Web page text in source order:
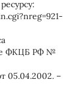
ФКЦБ РФ №
05.04.2002. –